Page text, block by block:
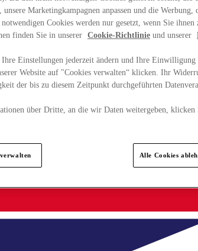
unsere Marketingkampagnen anpassen und die Werbung,
Cookies werden nur gesetzt, wenn Sie ihnen
finden Sie in unserer
Cookie-Richtlinie und unserer
Ihre Einstellungen jederzeit ändern und Ihre
Website auf "Cookies verwalten“ klicken. Ihr
der bis zu diesem Zeitpunkt durchgeführten
über Dritte, an die wir Daten weitergeben, klicken
Alle Cookies